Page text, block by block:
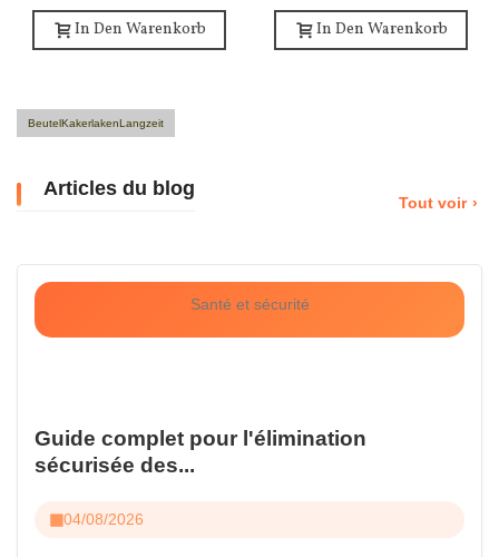
In Den Warenkorb In Den Warenkorb
BeutelKakerlakenLangzeit
Articles du blog
Tout voir
Santé et sécurité
Guide complet pour l'élimination
sécurisée des...
04/08/2026